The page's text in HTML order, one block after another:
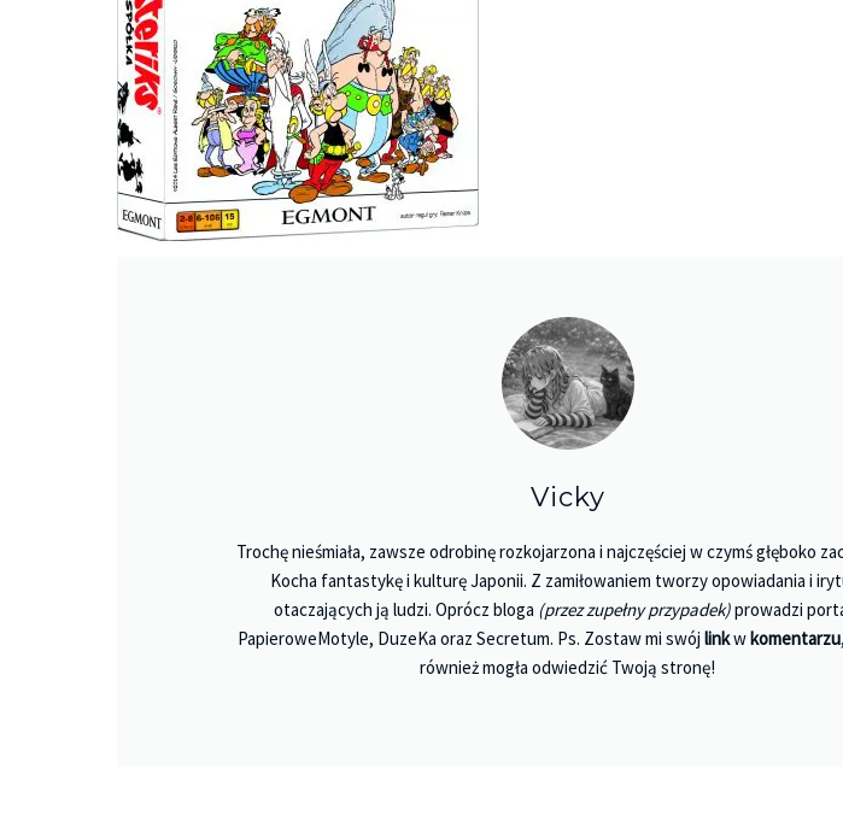
Vicky
Trochę nieśmiała, zawsze odrobinę rozkojarzona i najczęściej w czymś głęboko
Kocha fantastykę i kulturę Japonii. Z zamiłowaniem tworzy opowiadania i
otaczających ją ludzi. Oprócz bloga (przez zupełny przypadek)prowadzi
PapieroweMotyle, DuzeKa oraz Secretum. Ps. Zostaw mi swójlinkw komentarzu
również mogła odwiedzić Twoją stronę!